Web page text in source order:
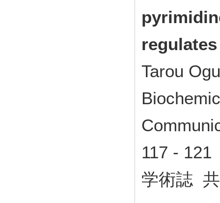
Tarou
117 -
学術誌